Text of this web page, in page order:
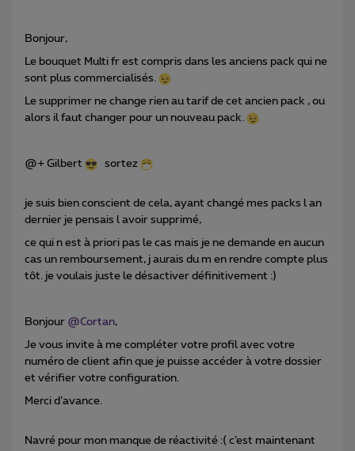
Bonjour,
Le bouquet Multi fr est compris dans les anciens pack qui ne
sont plus commercialisés.
Le supprimer ne change rien au tarif de cet ancien pack , ou
alors il faut changer pour un nouveau pack.
@+ Gilbert sortez
je suis bien conscient de cela, ayant changé mes packs l an
dernier je pensais l avoir supprimé,
ce qui n est à priori pas le cas mais je ne demande en aucun
cas un remboursement, j aurais du m en rendre compte plus
tôt. je voulais juste le désactiver définitivement :)
Bonjour @Cortan,
Je vous invite à me compléter votre profil avec votre
numéro de client afin que je puisse accéder à votre dossier
et vérifier votre configuration.
Merci d’avance.
Navré pour mon manque de réactivité :( c’est maintenant